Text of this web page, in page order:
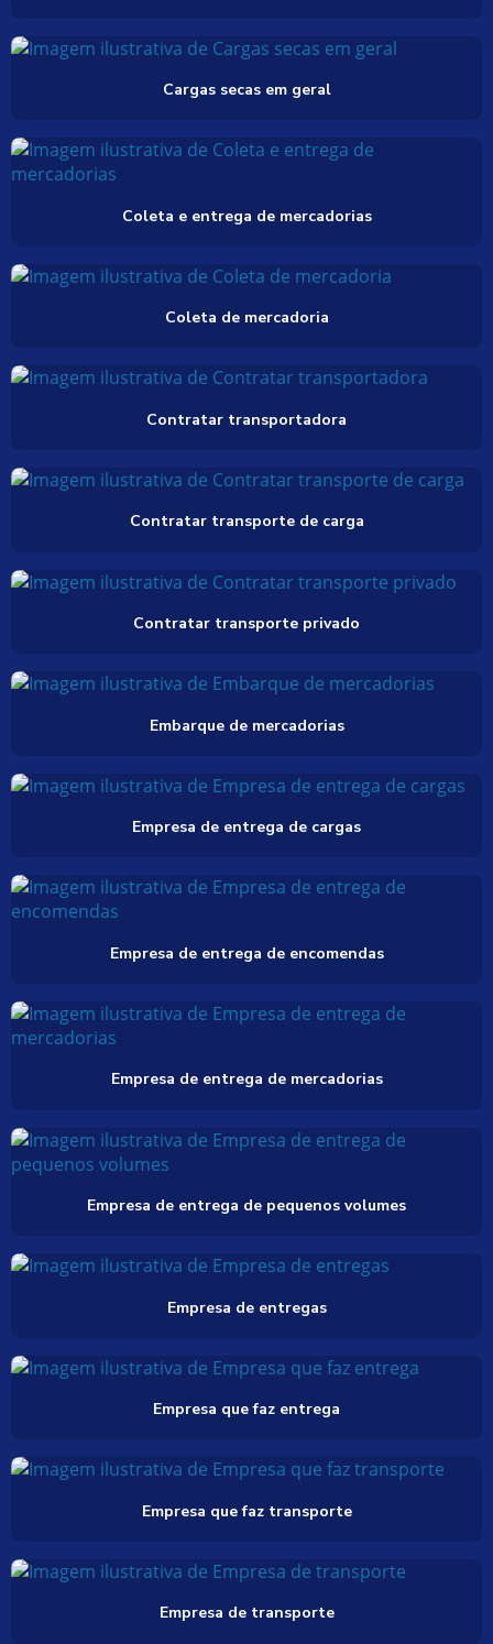
Cargas secas em geral
Coleta e entrega de mercadorias
Coleta de mercadoria
Contratar transportadora
Contratar transporte de carga
Contratar transporte privado
Embarque de mercadorias
Empresa de entrega de cargas
Empresa de entrega de encomendas
Empresa de entrega de mercadorias
Empresa de entrega de pequenos volumes
Empresa de entregas
Empresa que faz entrega
Empresa que faz transporte
Empresa de transporte